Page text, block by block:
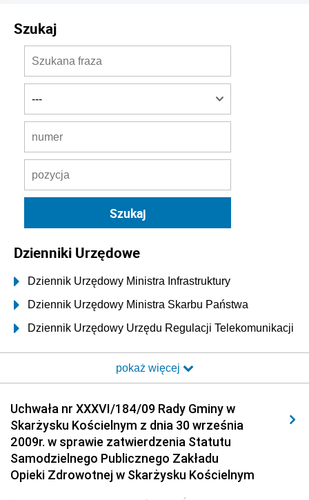
Szukaj
Dzienniki Urzędowe
Dziennik Urzędowy Ministra Infrastruktury
Dziennik Urzędowy Ministra Skarbu Państwa
Dziennik Urzędowy Urzędu Regulacji Telekomunikacji
Dziennik Urzędowy Ministra Transportu i Budownictwa
Elektronicznej
Dziennik Urzędowy Ministra Spraw Wewnętrznych i
Administracji
Dziennik Urzędowy Ministra Transportu
Dziennik Urzędowy Ministra Budownictwa
pokaż więcej
Uchwała nr XXXVI/184/09 Rady Gminy w
Skarżysku Kościelnym z dnia 30 września
2009r. w sprawie zatwierdzenia Statutu
Samodzielnego Publicznego Zakładu
Opieki Zdrowotnej w Skarżysku Kościelnym